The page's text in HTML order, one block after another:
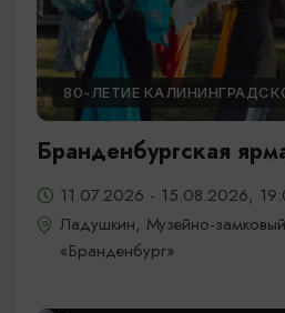
80-ЛЕТИЕ
Бранденбургская
11.07.2026 - 15.08.2026,
Ладушкин, Музейно-
«Бранденбург»